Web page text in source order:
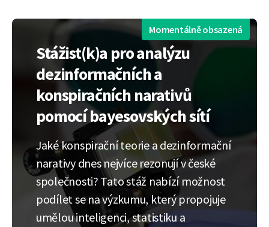
GPU a CPU, což…
Momentálně obsazená
Stážist(k)a pro analýzu
dezinformačních a
konspiračních narativů
pomocí bayesovských sítí
Jaké konspirační teorie a dezinformační
narativy dnes nejvíce rezonují v české
společnosti? Tato stáž nabízí možnost
podílet se na výzkumu, který propojuje
umělou inteligenci, statistiku a